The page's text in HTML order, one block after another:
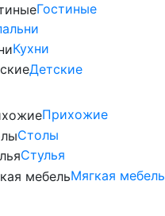
Гостиные
Кухни
Детские
Прихожие
Столы
Стулья
Мягкая мебель